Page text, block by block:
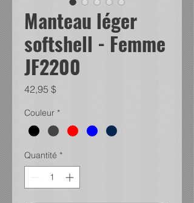
Manteau léger
softshell - Femme
JF2200
42,95 $Prix
Couleur *
Quantité *